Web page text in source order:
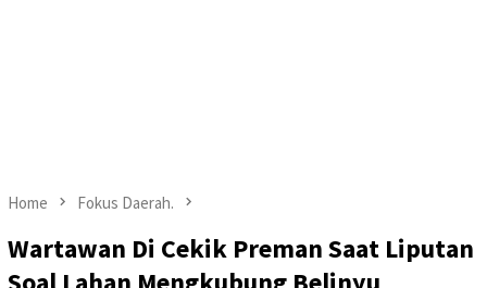
Home Fokus Daerah.
Wartawan Di Cekik Preman Saat Liputan